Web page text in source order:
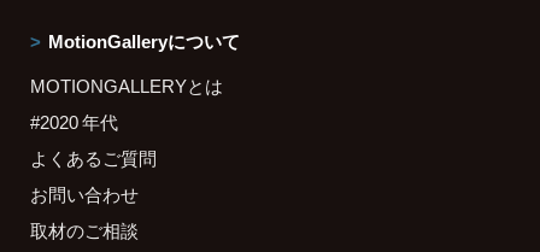
MotionGalleryについて
MOTIONGALLERYとは
#2020 年代
よくあるご質問
お問い合わせ
取材のご相談